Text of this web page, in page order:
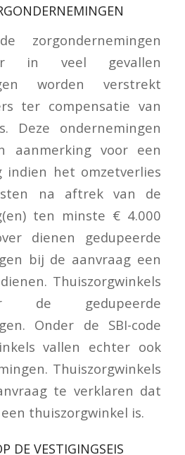
zorgondernemingen
in veel gevallen
worden verstrekt
ter compensatie van
Deze ondernemingen
aanmerking voor een
indien het omzetverlies
na aftrek van de
ten minste € 4.000
dienen gedupeerde
bij de aanvraag een
Thuiszorgwinkels
de gedupeerde
Onder de SBI-code
vallen echter ook
Thuiszorgwinkels
te verklaren dat
thuiszorgwinkel is.
DE VESTIGINGSEIS